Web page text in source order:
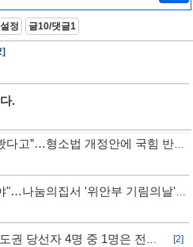
고안 낼 수도”[인터뷰/법조
정 글10/댓글1
.
다고”…형소법 개정안에 국힘 반발
"…나눔의집서 '위안부 기림의날'
권 당선자 4명 중 1명은 전과
[2]